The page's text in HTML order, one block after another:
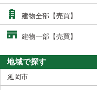
建物全部【売買】
建物一部【売買】
地域で探す